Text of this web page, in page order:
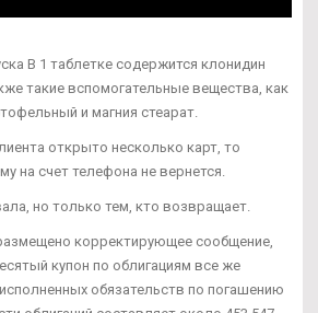
В 1 таблетке содержится клонидин
такие вспомогательные вещества, как
и магния стеарат.
открыто несколько карт, то
на счет телефона не вернется.
но только тем, кто возвращает.
корректирующее сообщение,
купон по облигациям все же
обязательств по погашению